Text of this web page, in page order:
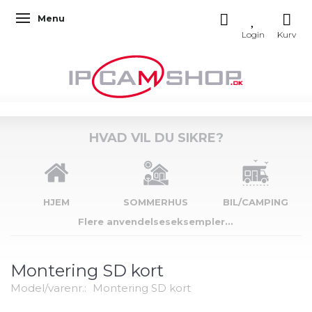
Skifte navigation
Menu
HVAD VIL DU SIKRE?
HJEM SOMMERHUS
BIL/CAMPING
Flere anvendelseseksempler...
Montering SD kort
Model/varenr.: Montering SD kort